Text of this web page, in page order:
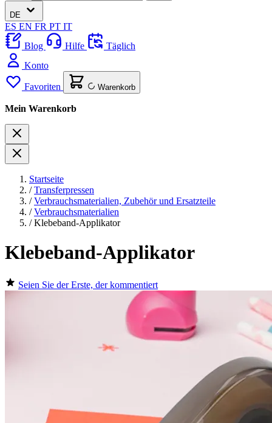
DE
ES EN FR PT IT
Blog
Hilfe
Täglich
Konto
Favoriten Warenkorb
Mein Warenkorb
Startseite
/ Transferpressen
/ Verbrauchsmaterialien, Zubehör und Ersatzteile
/ Verbrauchsmaterialien
/ Klebeband-Applikator
Klebeband-Applikator
Seien Sie der Erste, der kommentiert